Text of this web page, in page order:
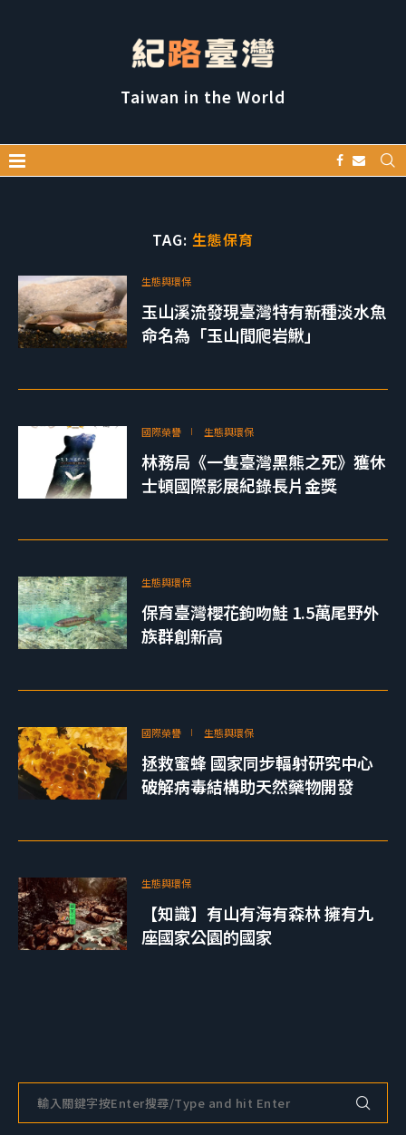
Taiwan in the World
TAG: 生態保育
生態與環保
玉山溪流發現臺灣特有新種淡水魚
命名為「玉山間爬岩鰍」
國際榮譽 生態與環保
林務局《一隻臺灣黑熊之死》獲休
士頓國際影展紀錄長片金獎
生態與環保
保育臺灣櫻花鉤吻鮭 1.5萬尾野外
族群創新高
國際榮譽 生態與環保
拯救蜜蜂 國家同步輻射研究中心
破解病毒結構助天然藥物開發
生態與環保
【知識】有山有海有森林 擁有九
座國家公園的國家